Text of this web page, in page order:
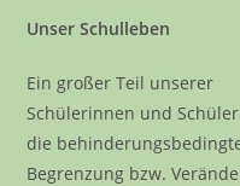
Unser Schulleben
Ein großer Teil unserer
Schülerinnen und
die
Begrenzung bzw.